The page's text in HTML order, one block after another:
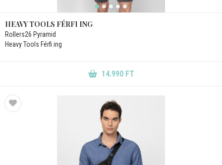
HEAVY TOOLS FÉRFI ING
Rollers26 Pyramid
Heavy Tools Férfi ing
14.990 FT